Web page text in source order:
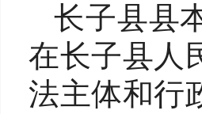
长子县县
在长子县人
法主体和行